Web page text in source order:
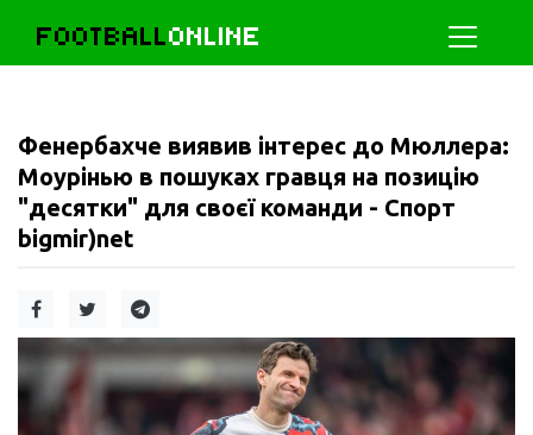
FOOTBALLONLINE
Фенербахче виявив інтерес до Мюллера:
Моурінью в пошуках гравця на позицію
"десятки" для своєї команди - Спорт
bigmir)net